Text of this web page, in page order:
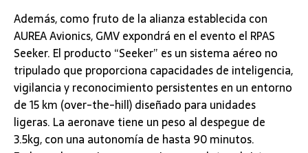
Además, como fruto de la alianza establecida con
AUREA Avionics, GMV expondrá en el evento el RPAS
Seeker. El producto “Seeker” es un sistema aéreo no
tripulado que proporciona capacidades de inteligencia,
vigilancia y reconocimiento persistentes en un entorno
de 15 km (over-the-hill) diseñado para unidades
ligeras. La aeronave tiene un peso al despegue de
3.5kg, con una autonomía de hasta 90 minutos.